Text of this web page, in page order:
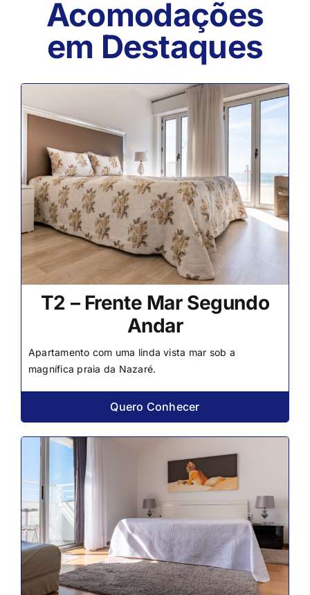
Acomodações
em Destaques
T2 – Frente Mar Segundo
Andar
Apartamento com uma linda vista mar sob a
magnífica praia da Nazaré.
Quero Conhecer